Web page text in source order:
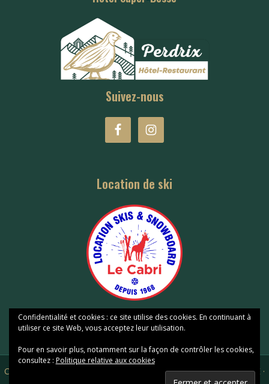
Suivez-nous
Location de ski
Copyright © 2026 Hôtel Perdrix Superbesse·réalisé par AE PRESSE ·
Confidentialité et cookies : ce site utilise des cookies. En continuant à
utiliser ce site Web, vous acceptez leur utilisation.
Pour en savoir plus, notamment sur la façon de contrôler les cookies,
consultez : Politique relative aux cookies